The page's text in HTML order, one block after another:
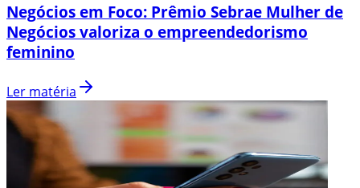
Negócios em Foco: Prêmio Sebrae Mulher de
Negócios valoriza o empreendedorismo
feminino
Ler matéria